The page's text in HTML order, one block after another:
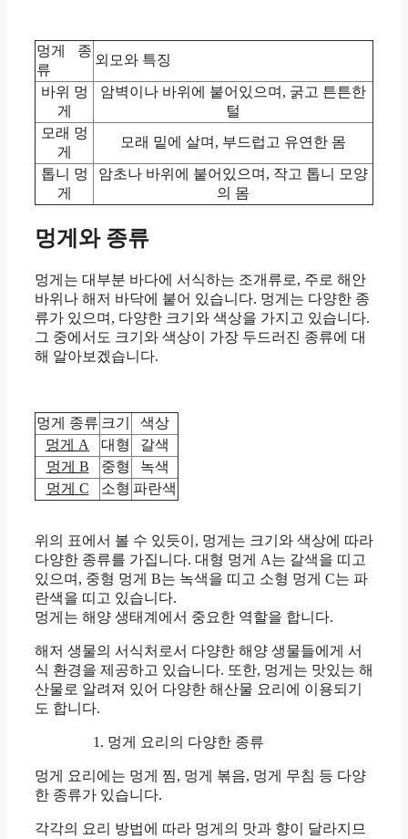
멍게 종
류
외모와 특징
바위 멍
게
암벽이나 바위에 붙어있으며, 굵고 튼튼한
털
모래 멍
게
모래 밑에 살며, 부드럽고 유연한 몸
톱니 멍
게
암초나 바위에 붙어있으며, 작고 톱니 모양
의 몸
멍게와 종류
멍게는 대부분 바다에 서식하는 조개류로, 주로 해안
바위나 해저 바닥에 붙어 있습니다. 멍게는 다양한 종
류가 있으며, 다양한 크기와 색상을 가지고 있습니다.
그 중에서도 크기와 색상이 가장 두드러진 종류에 대
해 알아보겠습니다.
멍게 종류 크기
색상
멍게 A
대형
갈색
멍게 B
중형
녹색
멍게 C
소형 파란색
위의 표에서 볼 수 있듯이, 멍게는 크기와 색상에 따라
다양한 종류를 가집니다. 대형 멍게 A는 갈색을 띠고
있으며, 중형 멍게 B는 녹색을 띠고 소형 멍게 C는 파
란색을 띠고 있습니다.
멍게는 해양 생태계에서 중요한 역할을 합니다.
해저 생물의 서식처로서 다양한 해양 생물들에게 서
식 환경을 제공하고 있습니다. 또한, 멍게는 맛있는 해
산물로 알려져 있어 다양한 해산물 요리에 이용되기
도 합니다.
멍게 요리의 다양한 종류
멍게 요리에는 멍게 찜, 멍게 볶음, 멍게 무침 등 다양
한 종류가 있습니다.
각각의 요리 방법에 따라 멍게의 맛과 향이 달라지므